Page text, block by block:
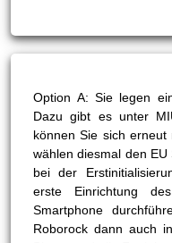
Option A: Sie legen
Dazu gibt es unter
können Sie sich
wählen diesmal den
bei der
erste Einrichtung
Smartphone
Roborock dann auch